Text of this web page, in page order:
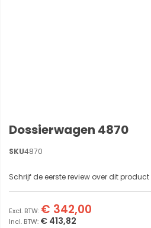
Dossierwagen 4870
SKU4870
Schrijf de eerste review over dit product
€ 413,82
€ 342,00